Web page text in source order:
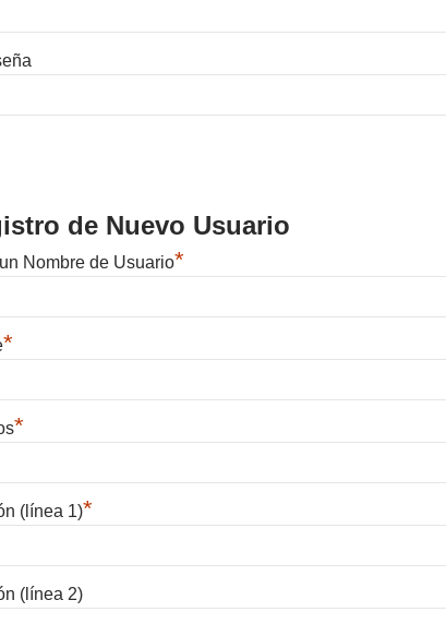
de Nuevo Usuario
Nombre de Usuario*
*
*
(línea 1)*
(línea 2)